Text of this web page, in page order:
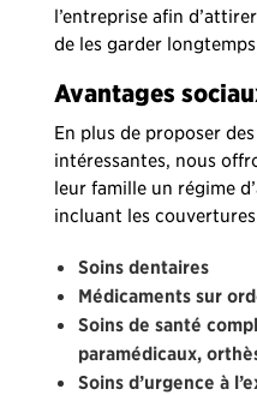
l’entreprise afin
de les garder
Avantages
En plus de proposer
intéressantes, nous
leur famille un régime
incluant les
Soins dentaires
Médicaments sur
Soins de santé
paramédicaux,
Soins d’urgence à